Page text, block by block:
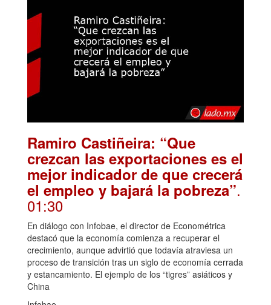
Ramiro Castiñeira: “Que
crezcan las exportaciones es el
mejor indicador de que crecerá
el empleo y bajará la pobreza”.
01:30
En diálogo con Infobae, el director de Econométrica
destacó que la economía comienza a recuperar el
crecimiento, aunque advirtió que todavía atraviesa un
proceso de transición tras un siglo de economía cerrada
y estancamiento. El ejemplo de los “tigres” asiáticos y
China